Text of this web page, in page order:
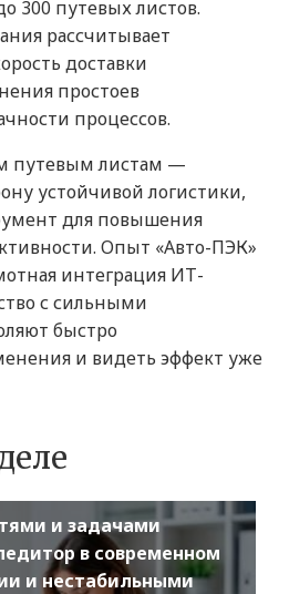
300 путевых листов.
рассчитывает
доставки
простоев
процессов.
путевым листам —
устойчивой логистики,
для повышения
Опыт «Авто-ПЭК»
интеграция ИТ-
с сильными
быстро
и видеть эффект уже
и задачами
в современном
и нестабильными